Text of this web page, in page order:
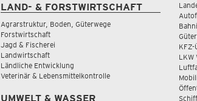
LAND- & FORSTWIRTSCHAFT
Agrarstruktur, Boden, Güterwege
Forstwirtschaft
Jagd & Fischerei
Landwirtschaft
Ländliche Entwicklung
Veterinär & Lebensmittelkontrolle
UMWELT & WASSER
LKW